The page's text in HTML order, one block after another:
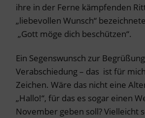
ihre in der Ferne kämpfenden
„liebevollen Wunsch“
„Gott möge dich beschützen“.
Ein Segenswunsch zur
Verabschiedung – das ist für
Zeichen. Wäre das nicht eine
„Hallo!“, für das es sogar einen
November geben soll? Vielleicht